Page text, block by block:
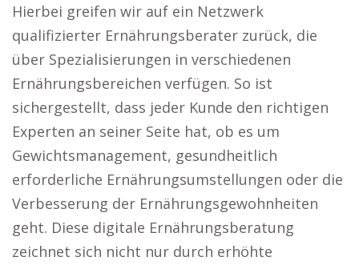
Hierbei greifen wir auf ein Netzwerk
qualifizierter Ernährungsberater zurück, die
über Spezialisierungen in verschiedenen
Ernährungsbereichen verfügen. So ist
sichergestellt, dass jeder Kunde den richtigen
Experten an seiner Seite hat, ob es um
Gewichtsmanagement, gesundheitlich
erforderliche Ernährungsumstellungen oder die
Verbesserung der Ernährungsgewohnheiten
geht. Diese digitale Ernährungsberatung
zeichnet sich nicht nur durch erhöhte